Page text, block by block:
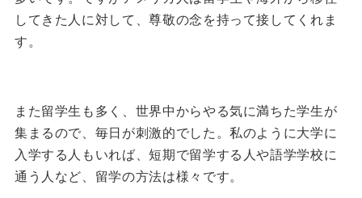
してきた人に対して、尊敬の念を持って接してくれま
す。
また留学生も多く、世界中からやる気に満ちた学生が
集まるので、毎日が刺激的でした。私のように大学に
入学する人もいれば、短期で留学する人や語学学校に
通う人など、留学の方法は様々です。